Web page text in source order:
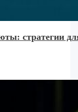
стратегии